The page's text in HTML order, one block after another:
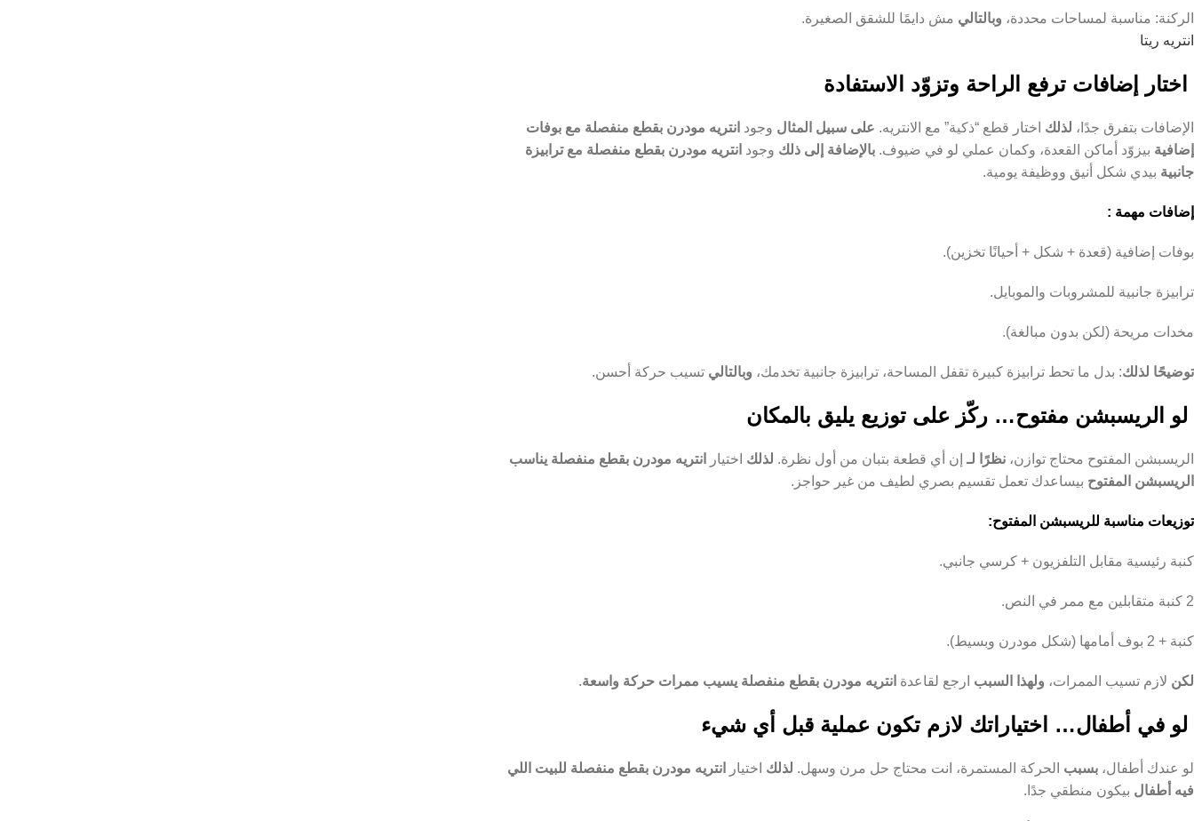
الركنة: مناسبة لمساحات محددة، وبالتالي مش دايمًا للشقق الصغيرة.
انتريه ريتا
اختار إضافات ترفع الراحة وتزوّد الاستفادة
الإضافات بتفرق جدًا، لذلك اختار قطع “ذكية” مع الانتريه. على سبيل المثال وجود انتريه مودرن بقطع منفصلة مع بوفات
إضافية بيزوّد أماكن القعدة، وكمان عملي لو في ضيوف. بالإضافة إلى ذلك وجود انتريه مودرن بقطع منفصلة مع ترابيزة
جانبية بيدي شكل أنيق ووظيفة يومية.
إضافات مهمة :
بوفات إضافية (قعدة + شكل + أحيانًا تخزين).
ترابيزة جانبية للمشروبات والموبايل.
مخدات مريحة (لكن بدون مبالغة).
توضيحًا لذلك: بدل ما تحط ترابيزة كبيرة تقفل المساحة، ترابيزة جانبية تخدمك، وبالتالي تسيب حركة أحسن.
لو الريسبشن مفتوح… ركّز على توزيع يليق بالمكان
الريسبشن المفتوح محتاج توازن، نظرًا لـ إن أي قطعة بتبان من أول نظرة. لذلك اختيار
انتريه مودرن بقطع منفصلة يناسب
الريسبشن المفتوح بيساعدك تعمل تقسيم بصري لطيف من غير حواجز.
توزيعات مناسبة للريسبشن المفتوح:
كنبة رئيسية مقابل التلفزيون + كرسي جانبي.
2 كنبة متقابلين مع ممر في النص.
كنبة + 2 بوف أمامها (شكل مودرن وبسيط).
لكن لازم تسيب الممرات، ولهذا السبب ارجع لقاعدة انتريه مودرن بقطع منفصلة يسيب ممرات حركة واسعة.
لو في أطفال… اختياراتك لازم تكون عملية قبل أي شيء
لو عندك أطفال، بسبب الحركة المستمرة، انت محتاج حل مرن وسهل. لذلك اختيار
انتريه مودرن بقطع منفصلة للبيت اللي
فيه أطفال بيكون منطقي جدًا.